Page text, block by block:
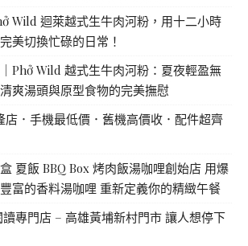
Wild 迴萊越式生牛肉河粉，用十二小時
美切換忙碌的日常！
Phở Wild 越式生牛肉河粉：夏夜輕盈無
爽湯頭與原型食物的完美撫慰
．手機最低價．舊機高價收．配件超齊
夏飯 BBQ Box 烤肉飯湯咖哩創始店 用爆
富的香料湯咖哩 重新定義你的精緻午餐
專門店 – 高雄黃埔新村門市 讓人想停下